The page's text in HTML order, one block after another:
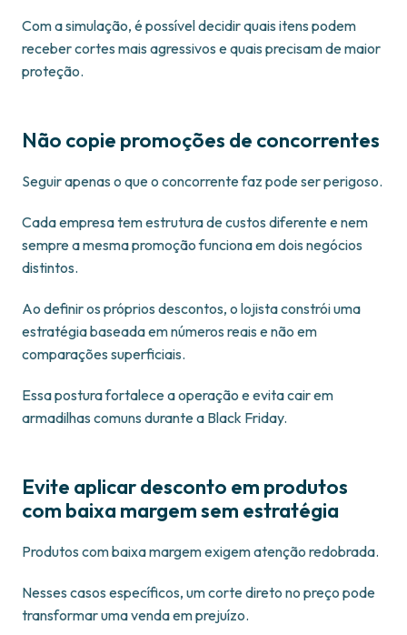
Com a simulação, é possível decidir quais itens podem
receber cortes mais agressivos e quais precisam de maior
proteção.
Não copie promoções de concorrentes
Seguir apenas o que o concorrente faz pode ser perigoso.
Cada empresa tem estrutura de custos diferente e nem
sempre a mesma promoção funciona em dois negócios
distintos.
Ao definir os próprios descontos, o lojista constrói uma
estratégia baseada em números reais e não em
comparações superficiais.
Essa postura fortalece a operação e evita cair em
armadilhas comuns durante a Black Friday.
Evite aplicar desconto em produtos
com baixa margem sem estratégia
Produtos com baixa margem exigem atenção redobrada.
Nesses casos específicos, um corte direto no preço pode
transformar uma venda em prejuízo.